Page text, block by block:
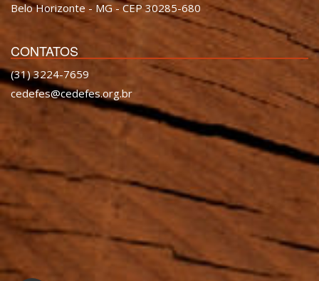
Belo Horizonte - MG - CEP 30285-680
CONTATOS
(31) 3224-7659
cedefes@cedefes.org.br